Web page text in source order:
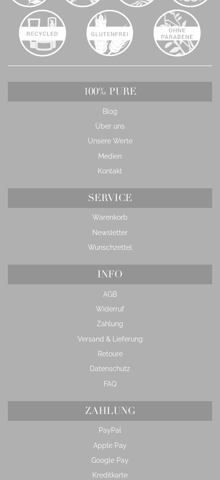
100% PURE
Blog
Über uns
Unsere Werte
Medien
Kontakt
SERVICE
Warenkorb
Newsletter
Wunschzettel
INFO
AGB
Widerruf
Zahlung
Versand & Lieferung
Retoure
Datenschutz
FAQ
ZAHLUNG
PayPal
Apple Pay
Google Pay
Kreditkarte